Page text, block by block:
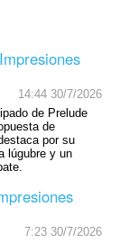
14:44 30/7/2026
de Prelude
de
por su
lúgubre y un
7:23 30/7/2026